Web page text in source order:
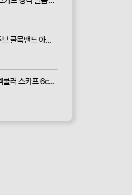
쿨넥밴드 쿨넥튜브 쿨목밴드 아이스 넥밴드 넥쿨러 아이스쿨링
생활더봄 쿨링 넥쿨러 스카프 6color